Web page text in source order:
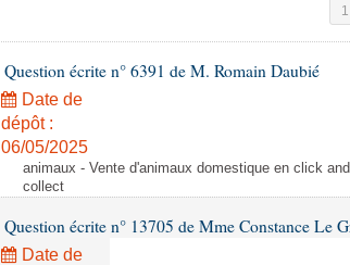
1
Question écrite n° 6391 de M. Romain Daubié
Date de
dépôt :
06/05/2025
animaux - Vente d'animaux domestique en click
collect
Question écrite n° 13705 de Mme Constance Le
Date de